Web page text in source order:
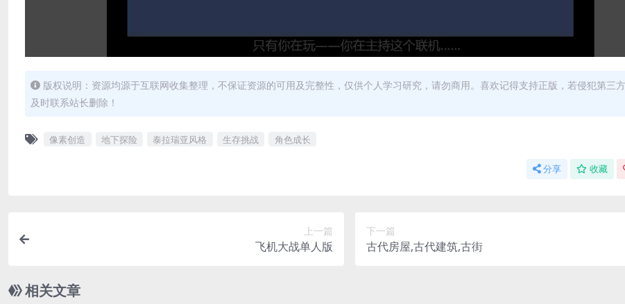
版权说明：资源均源于互联网收集整理，不保证资源的可用及完整性，仅供个人学习研究，请勿商用。喜欢记得支持正版，若侵犯第三
及时联系站长删除！
像素创造 地下探险 泰拉瑞亚风格 生存挑战 角色成长
分享 收藏
上一篇
飞机大战单人版
下一篇
古代房屋,古代建筑,古街
相关文章